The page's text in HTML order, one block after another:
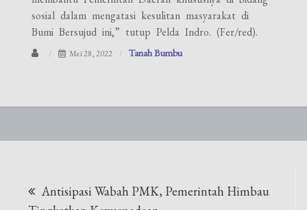
sosial dalam mengatasi kesulitan masyarakat di
Bumi Bersujud ini,” tutup Pelda Indro. (Fer/red).
Mei 28, 2022 Tanah Bumbu
Antisipasi Wabah PMK, Pemerintah Himbau